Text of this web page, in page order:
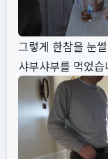
그렇게 한참을 눈
샤부샤부를 먹었습